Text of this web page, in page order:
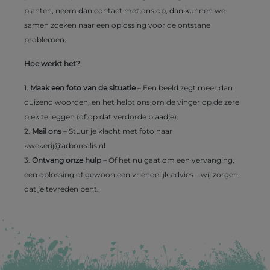
planten, neem dan contact met ons op, dan kunnen we
samen zoeken naar een oplossing voor de ontstane
problemen.
Hoe werkt het?
1. Maak een foto van de situatie – Een beeld zegt meer dan
duizend woorden, en het helpt ons om de vinger op de zere
plek te leggen (of op dat verdorde blaadje).
2. Mail ons – Stuur je klacht met foto naar
kwekerij@arborealis.nl
3. Ontvang onze hulp – Of het nu gaat om een vervanging,
een oplossing of gewoon een vriendelijk advies – wij zorgen
dat je tevreden bent.